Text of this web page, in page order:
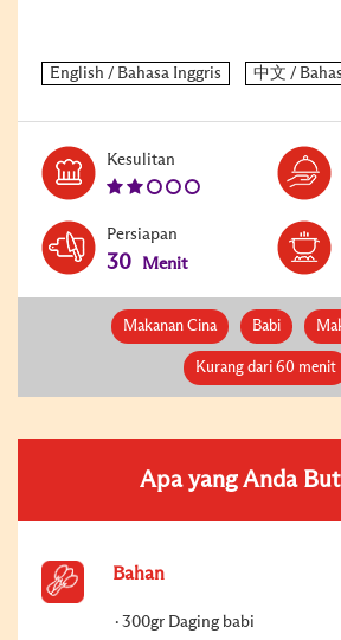
Kesulitan
Persiapan
30 Menit
Makanan Cina Babi
Kurang dari 60 menit
Apa yang Anda
Bahan
300gr Daging babi